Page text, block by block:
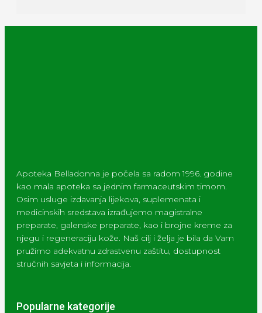
Apoteka Belladonna je počela sa radom 1996. godine
kao mala apoteka sa jednim farmaceutskim timom.
Osim usluge izdavanja lijekova, suplemenata i
medicinskih sredstava izrađujemo magistralne
preparate, galenske preparate, kao i brojne kreme za
njegu i regeneraciju kože. Naš cilj i želja je bila da Vam
pružimo adekvatnu zdrastvenu zaštitu, dostupnost
stručnih savjeta i informacija.
Popularne kategorije